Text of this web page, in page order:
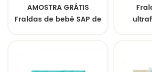
AMOSTRA GRÁTIS
Fraldas de bebê SAP de